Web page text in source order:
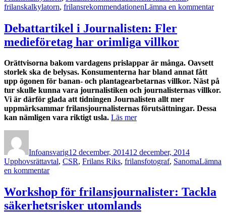
frilanskalkylatorn, frilansrekommendationenLämna en kommentartill
Debattartikel i Journalisten: Fler
medieföretag har orimliga villkor
Orättvisorna bakom vardagens prislappar är många. Oavsett
storlek ska de belysas. Konsumenterna har bland annat fått
upp ögonen för banan- och plantagearbetarnas villkor. Näst på
tur skulle kunna vara journalistiken och journalisternas villkor.
Vi är därför glada att tidningen Journalisten allt mer
uppmärksammar frilansjournalisternas förutsättningar. Dessa
kan nämligen vara riktigt usla. Läs mer
Infoansvarig12 december, 201412 december, 2014
UpphovsrättEtiketter
avtal, CSR, Frilans Riks, frilansfotograf, SanomaLämna
en kommentartill
i
Journalisten:
Fler
Workshop för frilansjournalister: Tackla
säkerhetsrisker utomlands